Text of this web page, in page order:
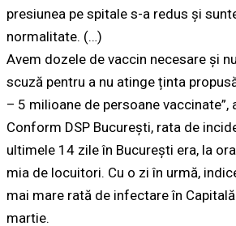
presiunea pe spitale s-a redus și
normalitate. (…)
Avem dozele de vaccin necesare și
scuză pentru a nu atinge ținta
– 5 milioane de persoane vaccinate”,
Conform DSP București, rata de
ultimele 14 zile în București era, la
mia de locuitori. Cu o zi în urmă,
mai mare rată de infectare în
martie.